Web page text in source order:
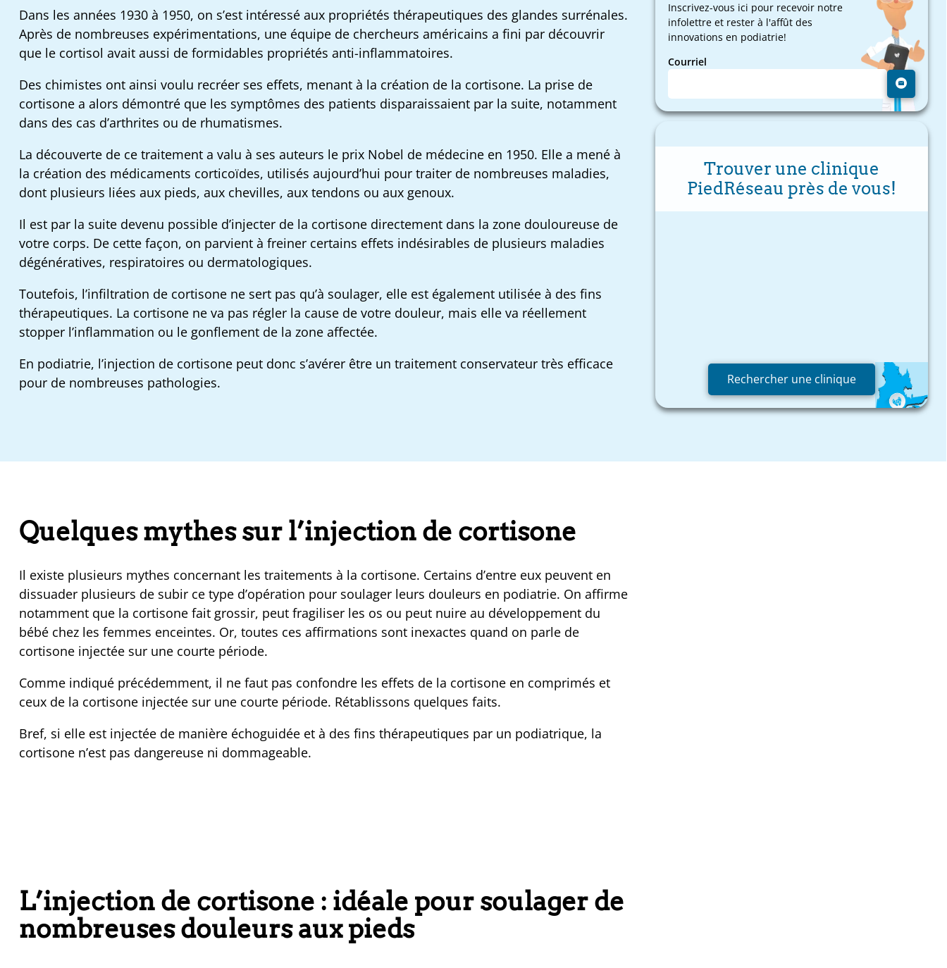
Dans les années 1930 à 1950, on s’est intéressé aux propriétés thérapeutiques des glandes surrénales.
Après de nombreuses expérimentations, une équipe de chercheurs américains a fini par découvrir
que le cortisol avait aussi de formidables propriétés anti-inflammatoires.
Des chimistes ont ainsi voulu recréer ses effets, menant à la création de la cortisone. La prise de
cortisone a alors démontré que les symptômes des patients disparaissaient par la suite, notamment
dans des cas d’arthrites ou de rhumatismes.
La découverte de ce traitement a valu à ses auteurs le prix Nobel de médecine en 1950. Elle a mené à
la création des médicaments corticoïdes, utilisés aujourd’hui pour traiter de nombreuses maladies,
dont plusieurs liées aux pieds, aux chevilles, aux tendons ou aux genoux.
Il est par la suite devenu possible d’injecter de la cortisone directement dans la zone douloureuse de
votre corps. De cette façon, on parvient à freiner certains effets indésirables de plusieurs maladies
dégénératives, respiratoires ou dermatologiques.
Toutefois, l’infiltration de cortisone ne sert pas qu’à soulager, elle est également utilisée à des fins
thérapeutiques. La cortisone ne va pas régler la cause de votre douleur, mais elle va réellement
stopper l’inflammation ou le gonflement de la zone affectée.
En podiatrie, l’injection de cortisone peut donc s’avérer être un traitement conservateur très efficace
pour de nombreuses pathologies.
Quelques mythes sur l’injection de cortisone
Il existe plusieurs mythes concernant les traitements à la cortisone. Certains d’entre eux peuvent en
dissuader plusieurs de subir ce type d’opération pour soulager leurs douleurs en podiatrie. On affirme
notamment que la cortisone fait grossir, peut fragiliser les os ou peut nuire au développement du
bébé chez les femmes enceintes. Or, toutes ces affirmations sont inexactes quand on parle de
cortisone injectée sur une courte période.
Comme indiqué précédemment, il ne faut pas confondre les effets de la cortisone en comprimés et
ceux de la cortisone injectée sur une courte période. Rétablissons quelques faits.
Bref, si elle est injectée de manière échoguidée et à des fins thérapeutiques par un podiatrique, la
cortisone n’est pas dangereuse ni dommageable.
L’injection de cortisone : idéale pour soulager de
nombreuses douleurs aux pieds
Inscrivez-vous ici pour recevoir notre
infolettre et rester à l'affût des
innovations en podiatrie!
Courriel
Trouver une clinique
PiedRéseau près de vous!
Rechercher une clinique